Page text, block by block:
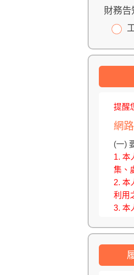
財務
提醒
網
(一)
1. 本
集、
2. 本
利用
3. 本
※本
※如